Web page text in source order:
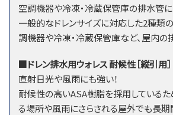
空調機器や冷凍・冷蔵保管庫の排水管に
一般的なドレンサイズに対応した2種類
調機器や冷凍・冷蔵保管庫など、屋内の
■ドレン排水用ウォレス 耐候性［縦引用］
直射日光や風雨にも強い！
耐候性の高いASA樹脂を採用している
る場所や風雨にさらされる屋外でも長期